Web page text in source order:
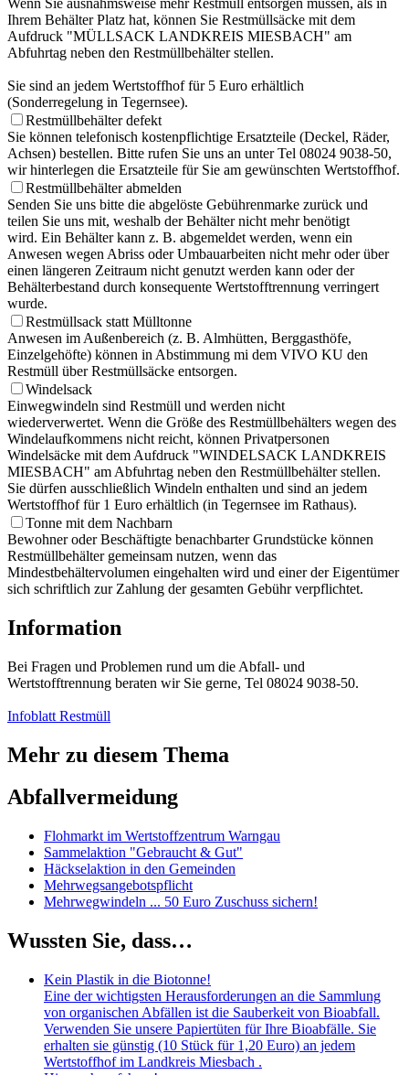
Ihrem Behälter Platz hat, können Sie Restmüllsäcke mit dem
Aufdruck "MÜLLSACK LANDKREIS MIESBACH" am
Abfuhrtag neben den Restmüllbehälter stellen.
Sie sind an jedem Wertstoffhof für 5 Euro erhältlich
(Sonderregelung in Tegernsee).
Restmüllbehälter defekt
Sie können telefonisch kostenpflichtige Ersatzteile (Deckel, Räder,
Achsen) bestellen. Bitte rufen Sie uns an unter Tel 08024 9038-50,
wir hinterlegen die Ersatzteile für Sie am gewünschten Wertstoffhof.
Restmüllbehälter abmelden
Senden Sie uns bitte die abgelöste Gebührenmarke zurück und
teilen Sie uns mit, weshalb der Behälter nicht mehr benötigt
wird. Ein Behälter kann z. B. abgemeldet werden, wenn ein
Anwesen wegen Abriss oder Umbauarbeiten nicht mehr oder über
einen längeren Zeitraum nicht genutzt werden kann oder der
Behälterbestand durch konsequente Wertstofftrennung verringert
wurde.
Restmüllsack statt Mülltonne
Anwesen im Außenbereich (z. B. Almhütten, Berggasthöfe,
Einzelgehöfte) können in Abstimmung mi dem VIVO KU den
Restmüll über Restmüllsäcke entsorgen.
Windelsack
Einwegwindeln sind Restmüll und werden nicht
wiederverwertet. Wenn die Größe des Restmüllbehälters wegen des
Windelaufkommens nicht reicht, können Privatpersonen
Windelsäcke mit dem Aufdruck "WINDELSACK LANDKREIS
MIESBACH" am Abfuhrtag neben den Restmüllbehälter stellen.
Sie dürfen ausschließlich Windeln enthalten und sind an jedem
Wertstoffhof für 1 Euro erhältlich (in Tegernsee im Rathaus).
Tonne mit dem Nachbarn
Bewohner oder Beschäftigte benachbarter Grundstücke können
Restmüllbehälter gemeinsam nutzen, wenn das
Mindestbehältervolumen eingehalten wird und einer der Eigentümer
sich schriftlich zur Zahlung der gesamten Gebühr verpflichtet.
Information
Bei Fragen und Problemen rund um die Abfall- und
Wertstofftrennung beraten wir Sie gerne, Tel 08024 9038-50.
Infoblatt Restmüll
Mehr zu diesem Thema
Abfallvermeidung
Flohmarkt im Wertstoffzentrum Warngau
Sammelaktion "Gebraucht & Gut"
Häckselaktion in den Gemeinden
Mehrwegsangebotspflicht
Mehrwegwindeln ... 50 Euro Zuschuss sichern!
Wussten Sie, dass…
Kein Plastik in die Biotonne!
Eine der wichtigsten Herausforderungen an die Sammlung
von organischen Abfällen ist die Sauberkeit von Bioabfall.
Verwenden Sie unsere Papiertüten für Ihre Bioabfälle. Sie
erhalten sie günstig (10 Stück für 1,20 Euro) an jedem
Wertstoffhof im Landkreis Miesbach .